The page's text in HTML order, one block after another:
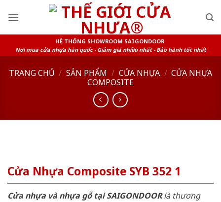
HỆ THỐNG SHOWROOM SAIGONDOOR
Nơi mua cửa nhựa hàn quốc - Giảm giá nhiều nhất - Bảo hành tốt nhất
TRANG CHỦ / SẢN PHẨM / CỬA NHỰA / CỬA NHỰA
COMPOSITE
Cửa Nhựa Composite SYB 352 1
Cửa nhựa và nhựa gỗ tại SAIGONDOORlà thương